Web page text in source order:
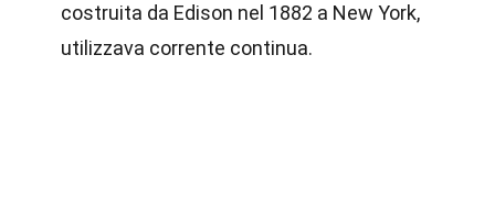
costruita da Edison nel 1882 a New York,
utilizzava corrente continua.